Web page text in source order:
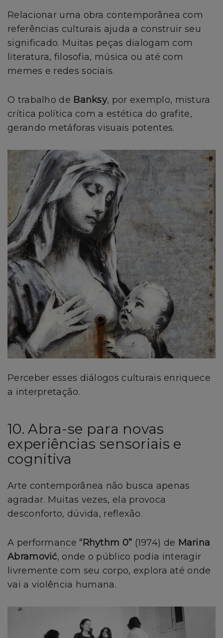
Relacionar uma obra contemporânea com
referências culturais ajuda a construir seu
significado. Muitas peças dialogam com
literatura, filosofia, música ou até com
memes e redes sociais.
O trabalho de Banksy, por exemplo, mistura
crítica política com a estética do grafite,
gerando metáforas visuais potentes.
Perceber esses diálogos culturais enriquece
a interpretação.
10. Abra-se para novas
experiências sensoriais e
cognitiva
Arte contemporânea não busca apenas
agradar. Muitas vezes, ela provoca
desconforto, dúvida, reflexão.
A performance“Rhythm 0” (1974) de Marina
Abramović, onde o público podia interagir
livremente com seu corpo, explora até onde
vai a violência humana.